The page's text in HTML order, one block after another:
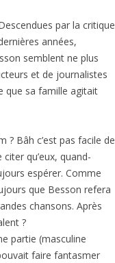
par la critique
années,
semblent ne plus
et de journalistes
que sa famille agitait
Bâh c’est pas facile de
citer qu’eux, quand-
espérer. Comme
que Besson refera
chansons. Après
?
partie (masculine
faire fantasmer